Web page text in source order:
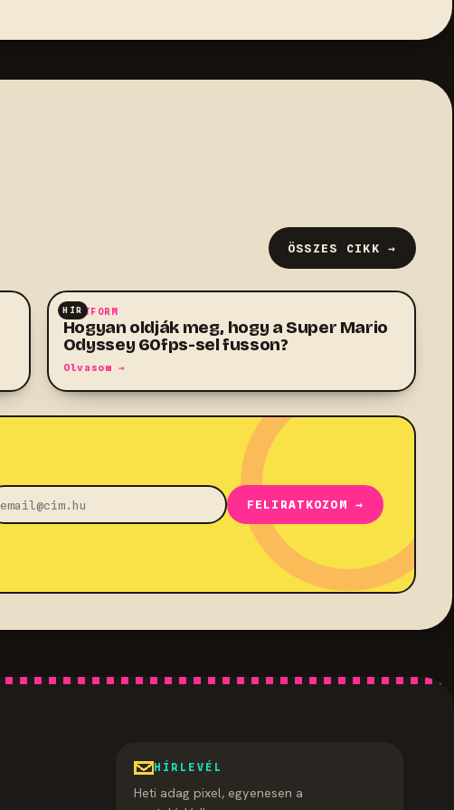
ÖSSZES CIKK →
HÍR
PLATFORM
Hogyan oldják meg, hogy a Super Mario
Odyssey 60fps-sel fusson?
Olvasom →
FELIRATKOZOM →
HÍRLEVÉL
Heti adag pixel, egyenesen a